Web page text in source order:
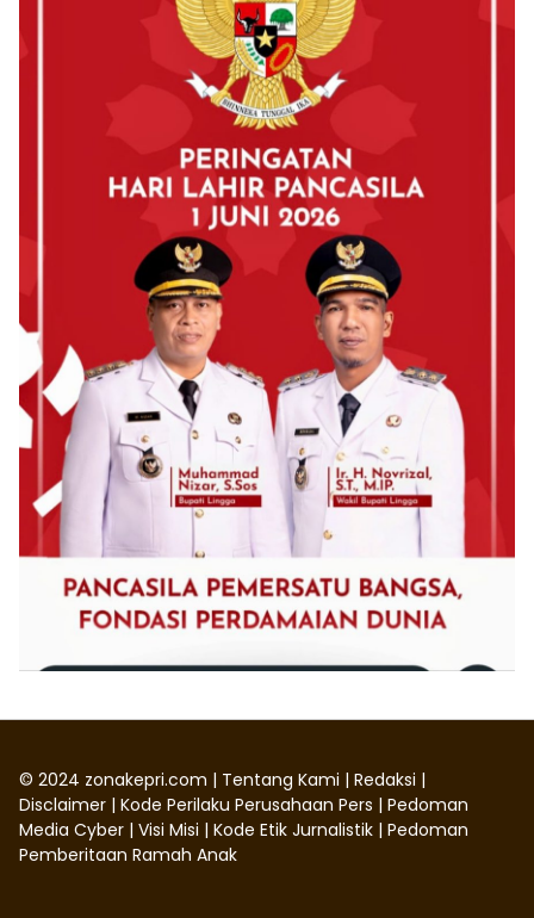
© 2024 zonakepri.com | Tentang Kami | Redaksi |
Disclaimer | Kode Perilaku Perusahaan Pers | Pedoman
Media Cyber | Visi Misi | Kode Etik Jurnalistik | Pedoman
Pemberitaan Ramah Anak